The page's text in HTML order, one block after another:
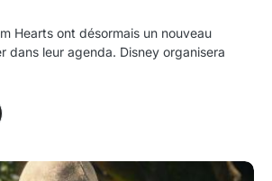
Hearts ont désormais un nouveau
dans leur agenda. Disney organisera